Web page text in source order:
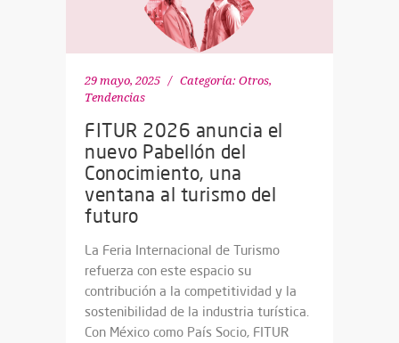
29 mayo, 2025 Categoría: Otros,
Tendencias
FITUR 2026 anuncia el
nuevo Pabellón del
Conocimiento, una
ventana al turismo del
futuro
La Feria Internacional de Turismo
refuerza con este espacio su
contribución a la competitividad y la
sostenibilidad de la industria turística.
Con México como País Socio, FITUR